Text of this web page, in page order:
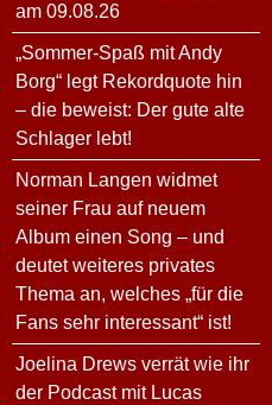
am 09.08.26
„Sommer-Spaß mit Andy
Borg“ legt Rekordquote hin
– die beweist: Der gute alte
Schlager lebt!
Norman Langen widmet
seiner Frau auf neuem
Album einen Song – und
deutet weiteres privates
Thema an, welches „für die
Fans sehr interessant“ ist!
Joelina Drews verrät wie ihr
der Podcast mit Lucas